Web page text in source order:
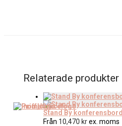
Relaterade produkter
Stand By konferensbord
Från 10,470 krex. moms